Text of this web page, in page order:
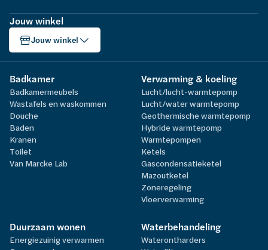
Jouw winkel
Jouw winkel
Badkamer
Badkamermeubels
Wastafels en waskommen
Douche
Baden
Kranen
Toilet
Van Marcke Lab
Verwarming & koeling
Lucht/lucht-warmtepomp
Lucht/water warmtepomp
Geothermische warmtepomp
Hybride warmtepomp
Warmtepompen
Ketels
Gascondensatieketel
Mazoutketel
Zoneregeling
Vloerverwarming
Duurzaam wonen
Energiezuinig verwarmen
Waterbehandeling
Waterontharders